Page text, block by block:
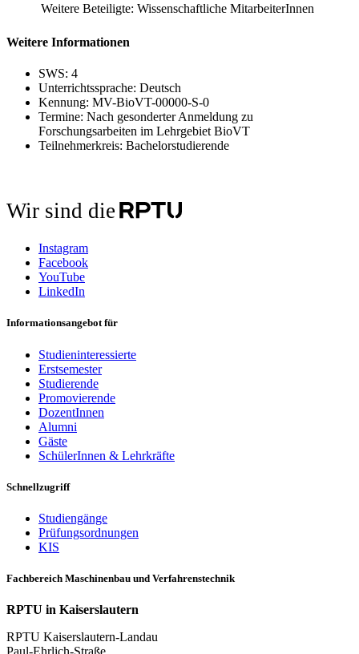
Weitere Beteiligte: Wissenschaftliche MitarbeiterInnen
Weitere Informationen
SWS: 4
Unterrichtssprache: Deutsch
Kennung: MV-BioVT-00000-S-0
Termine: Nach gesonderter Anmeldung zu
Forschungsarbeiten im Lehrgebiet BioVT
Teilnehmerkreis: Bachelorstudierende
Wir sind die
Instagram
Facebook
YouTube
LinkedIn
Informationsangebot für
Studieninteressierte
Erstsemester
Studierende
Promovierende
DozentInnen
Alumni
Gäste
SchülerInnen & Lehrkräfte
Schnellzugriff
Studiengänge
Prüfungsordnungen
KIS
Fachbereich Maschinenbau und Verfahrenstechnik
RPTU in Kaiserslautern
RPTU Kaiserslautern-Landau